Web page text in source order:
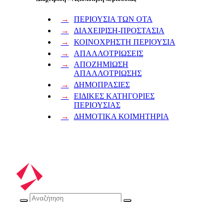
ΠΕΡΙΟΥΣΙΑ ΤΩΝ ΟΤΑ
ΔΙΑΧΕΙΡΙΣΗ-ΠΡΟΣΤΑΣΙΑ
ΚΟΙΝΟΧΡΗΣΤΗ ΠΕΡΙΟΥΣΙΑ
ΑΠΑΛΛΟΤΡΙΩΣΕΙΣ
ΑΠΟΖΗΜΙΩΣΗ
ΑΠΑΛΛΟΤΡΙΩΣΗΣ
ΔΗΜΟΠΡΑΣΙΕΣ
ΕΙΔΙΚΕΣ ΚΑΤΗΓΟΡΙΕΣ
ΠΕΡΙΟΥΣΙΑΣ
ΔΗΜΟΤΙΚΑ ΚΟΙΜΗΤΗΡΙΑ